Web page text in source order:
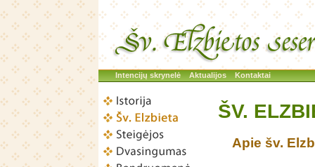
Intencijų skrynelė Aktualijos Kontaktai
ŠV.
Apie šv.